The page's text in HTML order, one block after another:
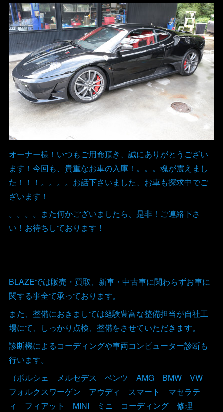
オーナー様！いつもご用命頂き、誠にありがとうござい
ます！今回も、貴重なお車の入庫！。。。魂が震えまし
た！！！。。。。お話下さいました、お車も探求中でご
ざいます！
。。。。また何かございましたら、是非！ご連絡下さ
い！お待ちしております！
BLAZEでは販売・買取、新車・中古車に関わらずお車に
関する事全て承っております。
また、整備におきましては経験豊富な整備担当が自社工
場にて、しっかり点検、整備をさせていただきます。
診断機によるコーディングや車両コンピューター診断も
行います。
（ポルシェ メルセデス ベンツ AMG BMW VW
フォルクスワーゲン アウディ スマート マセラテ
ィ フィアット MINI ミニ コーディング 修理